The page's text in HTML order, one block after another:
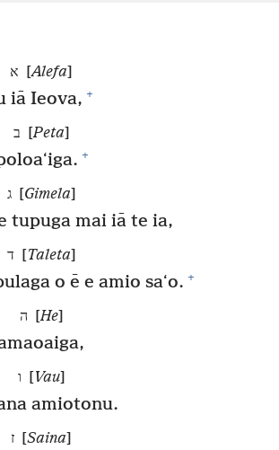
א [Alefa]
iā Ieova, +
ב [Peta]
+
ג [Gimela]
tupuga mai iā te ia,
ד [Taleta]
o ē e amio saʻo. +
ה [He]
ו [Vau]
amiotonu.
ז [Saina]